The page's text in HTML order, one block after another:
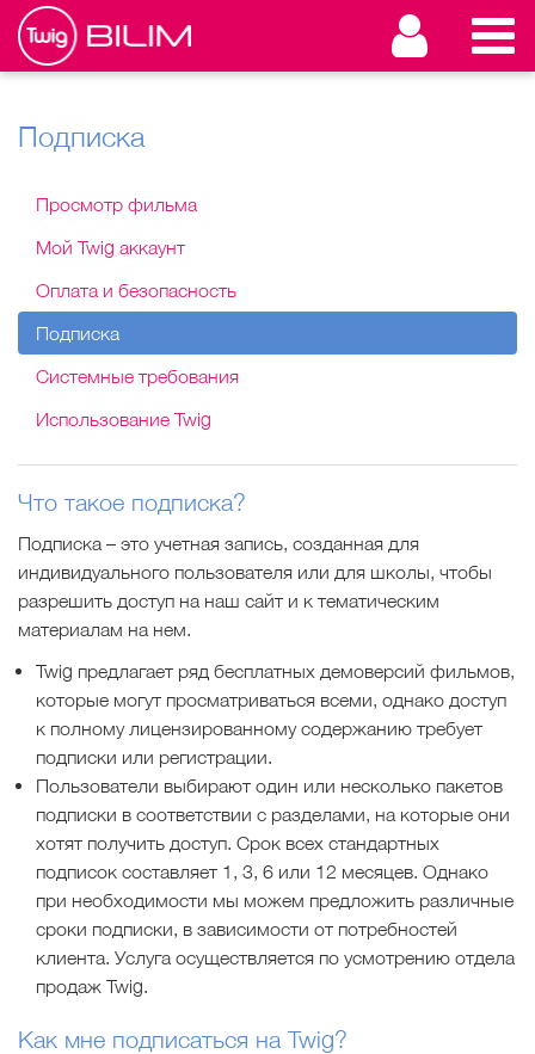
Подписка
Просмотр фильма
Мой Twig аккаунт
Оплата и безопасность
Подписка
Системные требования
Использование Twig
Что такое подписка?
Подписка – это учетная запись, созданная для
индивидуального пользователя или для школы, чтобы
разрешить доступ на наш сайт и к тематическим
материалам на нем.
Twig предлагает ряд бесплатных демоверсий фильмов,
которые могут просматриваться всеми, однако доступ
к полному лицензированному содержанию требует
подписки или регистрации.
Пользователи выбирают один или несколько пакетов
подписки в соответствии с разделами, на которые они
хотят получить доступ. Срок всех стандартных
подписок составляет 1, 3, 6 или 12 месяцев. Однако
при необходимости мы можем предложить различные
сроки подписки, в зависимости от потребностей
клиента. Услуга осуществляется по усмотрению отдела
продаж Twig.
Как мне подписаться на Twig?